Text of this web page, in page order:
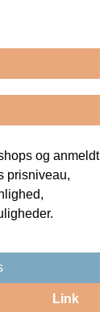
og anmeldt
prisniveau,
Link